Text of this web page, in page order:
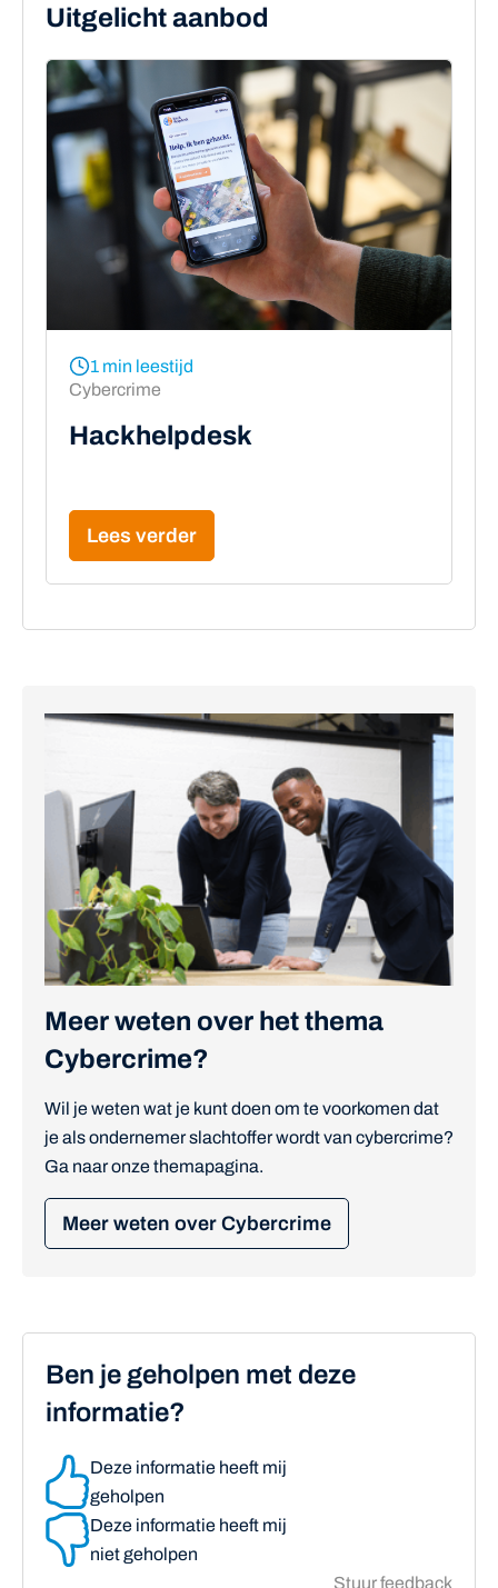
Uitgelicht aanbod
1 min leestijd
Cybercrime
Hackhelpdesk
Lees verder
Meer weten over het thema
Cybercrime?
Wil je weten wat je kunt doen om te voorkomen dat
je als ondernemer slachtoffer wordt van cybercrime?
Ga naar onze themapagina.
Meer weten over Cybercrime
Ben je geholpen met deze
informatie?
Deze informatie heeft mij
geholpen
Deze informatie heeft mij
niet geholpen
Stuur feedback